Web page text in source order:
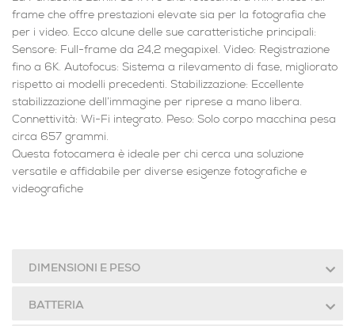
frame che offre prestazioni elevate sia per la fotografia che
per i video. Ecco alcune delle sue caratteristiche principali:
Sensore: Full-frame da 24,2 megapixel. Video: Registrazione
fino a 6K. Autofocus: Sistema a rilevamento di fase, migliorato
rispetto ai modelli precedenti. Stabilizzazione: Eccellente
stabilizzazione dell’immagine per riprese a mano libera.
Connettività: Wi-Fi integrato. Peso: Solo corpo macchina pesa
circa 657 grammi.
Questa fotocamera è ideale per chi cerca una soluzione
versatile e affidabile per diverse esigenze fotografiche e
videografiche
DIMENSIONI E PESO
BATTERIA